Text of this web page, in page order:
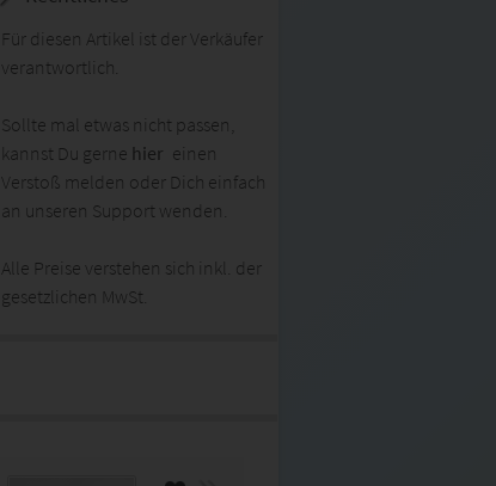
Für diesen Artikel ist der Verkäufer
verantwortlich.
Sollte mal etwas nicht passen,
kannst Du gerne hier einen
Verstoß melden oder Dich einfach
an unseren Support wenden.
Alle Preise verstehen sich inkl. der
gesetzlichen MwSt.